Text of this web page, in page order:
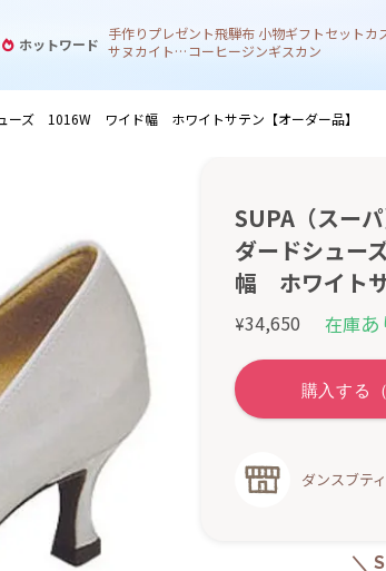
ホットワード
手作りプレゼント飛騨布 小物ギフトセットカ
サヌカイト 風鈴コーヒージンギスカン
ーズ 1016W ワイド幅 ホワイトサテン【オーダー品】
SUPA（スー
ダードシュ
幅 ホワイトサ
¥34,650 在庫あ
ダンスブテ